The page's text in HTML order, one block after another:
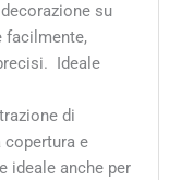
su
facilmente,
Ideale
di
copertura e
ideale anche per